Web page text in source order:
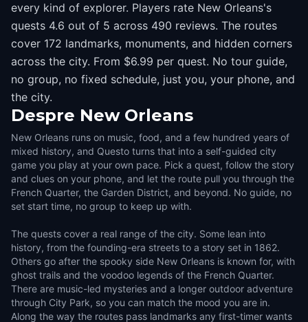
every kind of explorer. Players rate New Orleans's
quests 4.6 out of 5 across 490 reviews. The routes
cover 172 landmarks, monuments, and hidden corners
across the city. From $6.99 per quest. No tour guide,
no group, no fixed schedule, just you, your phone, and
the city.
Despre New Orleans
New Orleans runs on music, food, and a few hundred years of
mixed history, and Questo turns that into a self-guided city
game you play at your own pace. Pick a quest, follow the story
and clues on your phone, and let the route pull you through the
French Quarter, the Garden District, and beyond. No guide, no
set start time, no group to keep up with.
The quests cover a real range of the city. Some lean into
history, from the founding-era streets to a story set in 1862.
Others go after the spooky side New Orleans is known for, with
ghost trails and the voodoo legends of the French Quarter.
There are music-led mysteries and a longer outdoor adventure
through City Park, so you can match the mood you are in.
Along the way the routes pass landmarks any first-timer wants